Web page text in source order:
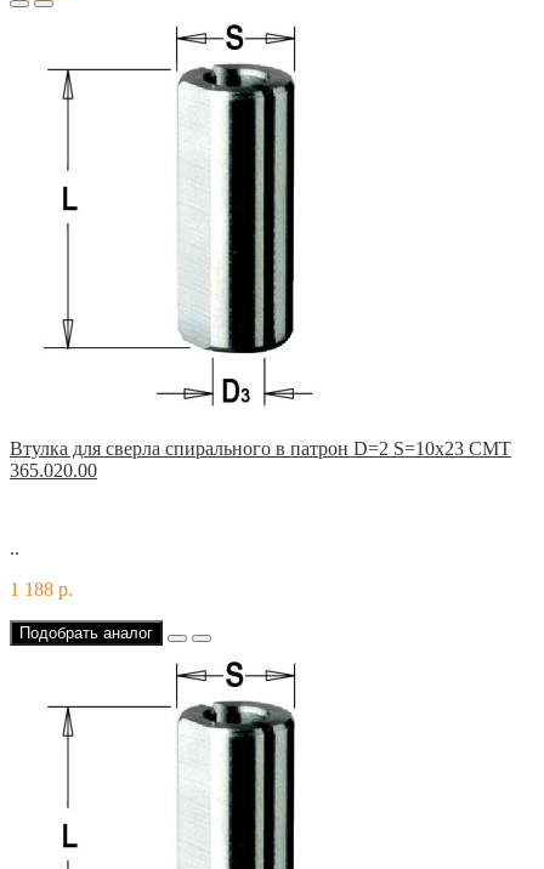
Втулка для сверла спирального в патрон D=2 S=10x23 CMT
365.020.00
..
1 188 р.
Подобрать аналог